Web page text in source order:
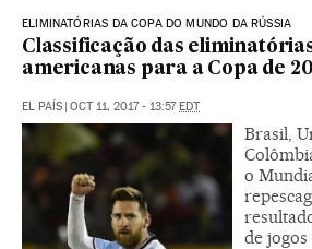
ELIMINATÓRIAS DA COPA DO MUNDO DA RÚSSIA
Classificação das
americanas para a Copa de
EL PAÍS | OCT 11, 2017 - 13:57EDT
Brasil,
o
de jogos